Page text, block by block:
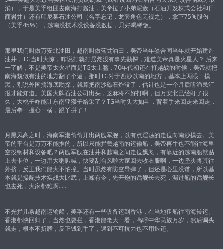
消），于是美孚组团去南海打酱油，美帝拉了小弟泥轰（石油开发株式会社和日
商岩井）还有印尼某石油公司（名字忘记，龙套角色无视之），拿下75%股份
（美孚45%），越南没技术没设备没数据，只好喝稀饭。
那里我们叫做万安北油田，越南叫做蓝龙油田，美帝当年签合同当年就开始建造
油井，TG当时大惊，咋说打就打居然没有事先勘探，难道美帝真是火星人？ 后来
一了解，不是美帝太火星而是TG太土鳖，70年代初还在打越战的时候，美帝就把
南海貌似有油的地方翻了个遍，那时TG对于西沙以南的地方，基本上两眼一摸
黑，别说外国搞海底勘探，就算把南沙礁石炸没了，估计也是一个月后听渔民汇
报才能知道。美国大牌石油公司出头，这麻将不好打啊，但万安北已经盯了很
久，大桃子咋能让东南亚猴子给采了？TG当时头大如斗，背着手来回走来回走，
最后拳一握心一横，跟丫拼了！
月黑风高之时，海南军港偷偷开出两艘军舰，以有点淫荡的走位向南沙摸去。美
帝的平台是万万不能推的，所以只能拦截越南的运输船，美帝再牛也不能往海里
空投钢材和设备吧？两艘军舰在油井和越南之间走位飘忽，有靠近的越南船就贴
上去卡位，一边用大喇叭喊，快要刮台风啦大家回去收衣服啊，一边坚决将其往
外挤，反正我们船大不怕撞。当时虽然有防空导弹了，但还是心里没谱，所以基
本就是操舵技术实战大比武，上峰有令，先开炮的话舰长去死，漏过船的话舰长
也去死，大家都难啊……
不光拦几条越南运输船，美孚还有一些设备运到香港，在当地租船往南海转运。
香港都快回归了，当然也要拦，香港船老大一看，高呼中华民族万岁，然后调头
就走，根本不折腾，反正钱到手了，遇到不可抗力也不用退还。